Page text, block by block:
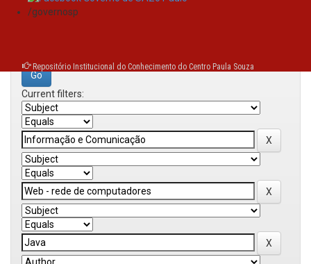
/governosp
Repositório Institucional do Conhecimento do Centro Paula Souza
Search:
Current filters: